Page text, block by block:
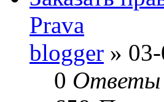
Prava
blogger »
0 Ответы